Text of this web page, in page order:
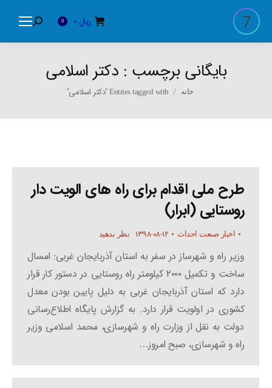
ریال 0
Search:
بایگانی برچسب : دکتر اسلامی
You are here:
خانه Entries tagged with "دکتر اسلامی"
طرح ملی اقدام برای راه های الویت دار
روستایی (ابرار)
اخبار صنعت احداث ۱۳۹۸-۰۸-۱۲ نظر بدهید
وزیر راه و شهرساز در سفر به استان آذربایجان غربی: امسال
ساخت و تکمیل ۲۰۰۰ کیلومتر راه روستایی در دستور کار قرار
دارد که استان آذر‌بایجان غربی به دلیل پایین‌ بودن معدل
کشوری در اولویت قرار دارد. به گزارش پایگاه اطلاع‌رسانی
دولت به نقل از وزارت راه و شهرسازی، محمد اسلامی وزیر
راه و شهرسازی، صبح امروز…